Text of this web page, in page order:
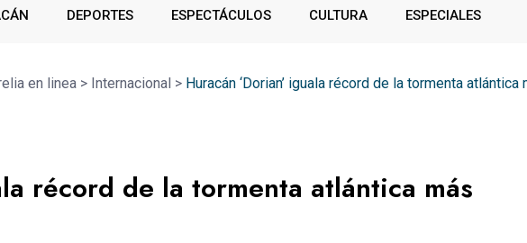
DEPORTES ESPECTÁCULOS CULTURA ESPECIALES
en linea > Internacional > Huracán ‘Dorian’ iguala récord de la tormenta
récord de la tormenta atlántica más